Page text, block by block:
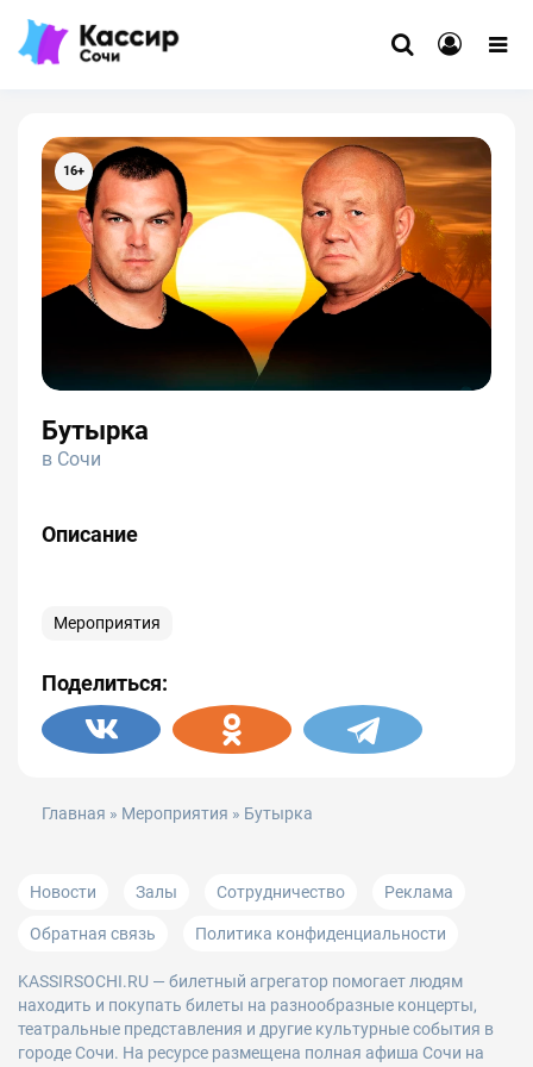
Бутырка
в Сочи
16+
Описание
Мероприятия
Поделиться:
Главная » Мероприятия » Бутырка
Новости Залы Сотрудничество Реклама
Обратная связь Политика конфиденциальности
KASSIRSOCHI.RU — билетный агрегатор помогает людям
находить и покупать билеты на разнообразные концерты,
театральные представления и другие культурные события в
городе Сочи. На ресурсе размещена полная афиша Сочи на